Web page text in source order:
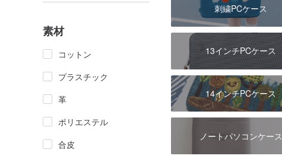
素材
コットン
プラスチック
革
ポリエステル
合皮
刺繍PCケース
13インチPCケース
14インチPCケース
ノートパソコンケース